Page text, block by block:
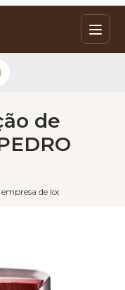
de cafe
empresa de locacao de
de